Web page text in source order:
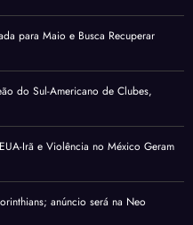
para Maio e Busca Recuperar
do Sul-Americano de Clubes,
Irã e Violência no México Geram
anúncio será na Neo